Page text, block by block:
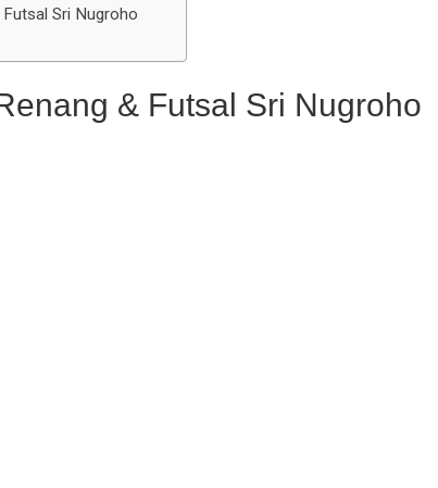
Sri Nugroho
& Futsal Sri Nugroho